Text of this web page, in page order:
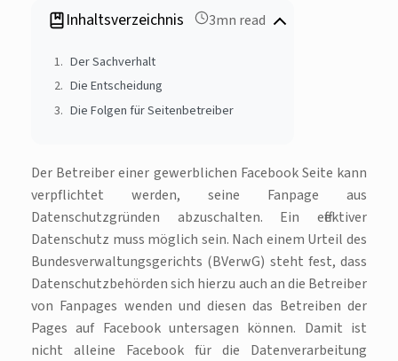
Inhaltsverzeichnis 3mn read
Der Sachverhalt
Die Entscheidung
Die Folgen für Seitenbetreiber
Der Betreiber einer gewerblichen Facebook Seite kann
verpflichtet werden, seine Fanpage aus
Datenschutzgründen abzuschalten. Ein effektiver
Datenschutz muss möglich sein. Nach einem Urteil des
Bundesverwaltungsgerichts (BVerwG) steht fest, dass
Datenschutzbehörden sich hierzu auch an die Betreiber
von Fanpages wenden und diesen das Betreiben der
Pages auf Facebook untersagen können. Damit ist
nicht alleine Facebook für die Datenverarbeitung